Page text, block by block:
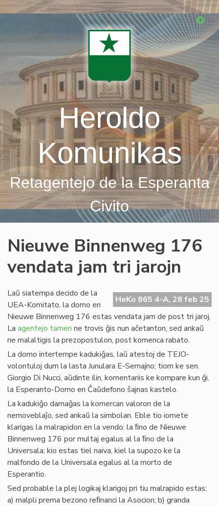
Skip
Heroldo
Komunikas
Retagentejo de la Esperanta
Civito
Nieuwe Binnenweg 176
vendata jam tri jarojn
HeKo 865 4-A, 28 feb 25
Laŭ siatempa decido de la
UEA-Komitato, la domo en
Nieuwe Binnenweg 176 estas vendata jam de post tri jaroj.
La agentejo tamen ne trovis ĝis nun aĉetanton, sed ankaŭ
ne malaltigis la prezopostulon, post komenca rabato.
La domo intertempe kadukiĝas, laŭ atestoj de TEJO-
volontuloj dum la lasta Junulara E-Semajno; tiom ke sen.
Giorgio Di Nucci, aŭdinte ilin, komentariis ke kompare kun ĝi,
la Esperanto-Domo en Ĉaŭdefono ŝajnas kastelo.
La kadukiĝo damaĝas la komercan valoron de la
nemoveblaĵo, sed ankaŭ la simbolan. Eble tio iomete
klarigas la malrapidon en la vendo: la ﬁno de Nieuwe
Binnenweg 176 por multaj egalus al la ﬁno de la
Universala; kio estas tiel naiva, kiel la supozo ke la
malfondo de la Universala egalus al la morto de
Esperantio.
Sed probable la plej logikaj klarigoj pri tiu malrapido estas:
a) malpli prema bezono reﬁnanci la Asocion; b) granda